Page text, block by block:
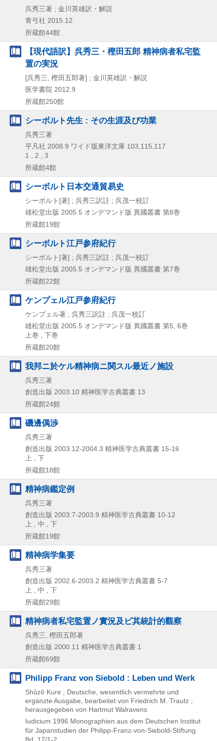
呉秀三著 ; 金川英雄訳・解説
青弓社 2015.12
所蔵館44館
【現代語訳】呉秀三・樫田五郎 精神病者私宅監
置の実況
[呉秀三, 樫田五郎著] ; 金川英雄訳・解説
医学書院 2012.9
所蔵館250館
シーボルト先生 : その生涯及び功業
呉秀三著
平凡社 2008.9 ワイド版東洋文庫 103, 115, 117
1 , 2 , 3
所蔵館4館
シーボルト日本交通貿易史
シーボルト[著] ; 呉秀三訳註 ; 呉茂一校訂
雄松堂出版 2005.5 オンデマンド版 異國叢書 第8巻
所蔵館19館
シーボルト江戸参府紀行
シーボルト[著] ; 呉秀三訳註 ; 呉茂一校訂
雄松堂出版 2005.5 オンデマンド版 異國叢書 第7巻
所蔵館22館
ケンプェル江戸参府紀行
ケンプェル著 ; 呉秀三訳註 ; 呉茂一校訂
雄松堂出版 2005.5 オンデマンド版 異國叢書 第5, 6巻
上巻 , 下巻
所蔵館20館
我邦ニ於ケル精神病ニ関スル最近ノ施設
呉秀三著
創造出版 2003.10 精神医学古典叢書 13
所蔵館24館
磯邊偶渉
呉秀三著
創造出版 2003.12-2004.3 精神医学古典叢書 15-16
上 , 下
所蔵館18館
精神病鑑定例
呉秀三著
創造出版 2003.7-2003.9 精神医学古典叢書 10-12
上 , 中 , 下
所蔵館19館
精神病学集要
呉秀三著
創造出版 2002.6-2003.2 精神医学古典叢書 5-7
上 , 中 , 下
所蔵館29館
精神病者私宅監置ノ實況及ビ其統計的觀察
呉秀三, 樫田五郎著
創造出版 2000.11 精神医学古典叢書 1
所蔵館69館
Philipp Franz von Siebold : Leben und Werk
Shûzô Kure ; Deutsche, wesentlich vermehrte und
ergänzte Ausgabe, bearbeitet von Friedrich M. Trautz ;
herausgegeben von Hartmut Walravens
Iudicium 1996 Monographien aus dem Deutschen Institut
für Japanstudien der Philipp-Franz-von-Siebold-Stiftung
Bd. 17/1-2